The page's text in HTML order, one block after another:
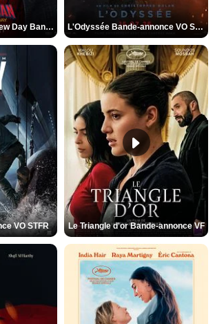
Spider-Man: Brand New Day Bande-annonce VO STFR L'Odyssée Bande-annonce VO STFR
VO STFR Le Triangle d'or Bande-annonce VF